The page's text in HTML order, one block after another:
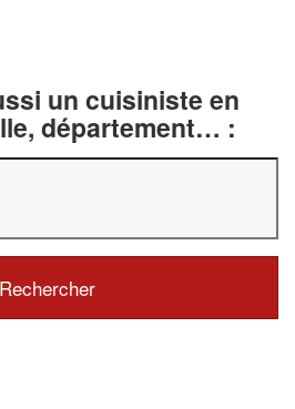
un cuisiniste en
département… :